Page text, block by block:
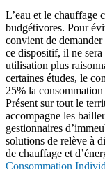
L’eau et le chauffage
budgétivores. Pour
convient de
ce dispositif, il ne sera
utilisation plus
certaines études, le
25% la
Présent sur tout le
accompagne les
gestionnaires
solutions de relève à
de chauffage et
Consommation